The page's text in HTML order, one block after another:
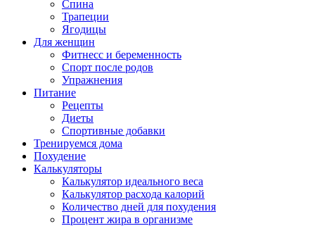
Спина
Трапеции
Ягодицы
Для женщин
Фитнесс и беременность
Спорт после родов
Упражнения
Питание
Рецепты
Диеты
Спортивные добавки
Тренируемся дома
Похудение
Калькуляторы
Калькулятор идеального веса
Калькулятор расхода калорий
Количество дней для похудения
Процент жира в организме